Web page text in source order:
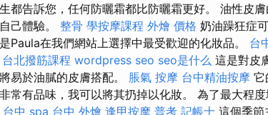
都告訴您，任何防曬霜都比防曬霜更好。 油性皮
己體驗。 整骨 學按摩課程 外燴 價格 奶油躁狂症
Paula在我們網站上選擇中最受歡迎的化妝品。 台
台北撥筋課程 wordpress seo seo是什么 這是對皮
易於油膩的皮膚搭配。 脹氣 按摩 台中精油按摩 它
常有品味，我可以將其扔掉以化妝。 為了最大程
台中 spa 台中 外燴 逢甲按摩 普考 記帳士 這個季節